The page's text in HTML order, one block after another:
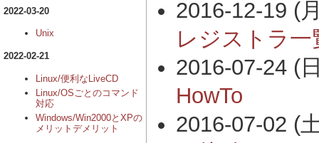
2022-03-20
Unix
2022-02-21
Linux/便利なLiveCD
Linux/OSごとのコマンド
対応
Windows/Win2000とXPの
メリットデメリット
2016-12-19 (
レジストラ一
2016-07-24 (
HowTo
2016-07-02 (